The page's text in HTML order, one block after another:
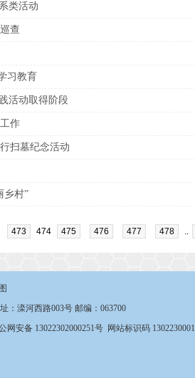
类活动
查
习教育
活动取得阶段
作
扫墓纪念活动
乡村”
473 474 475 476 477 478 ..
：滦河西路003号 邮编：063700
网安备 13022302000251号网站标识码 1302230001